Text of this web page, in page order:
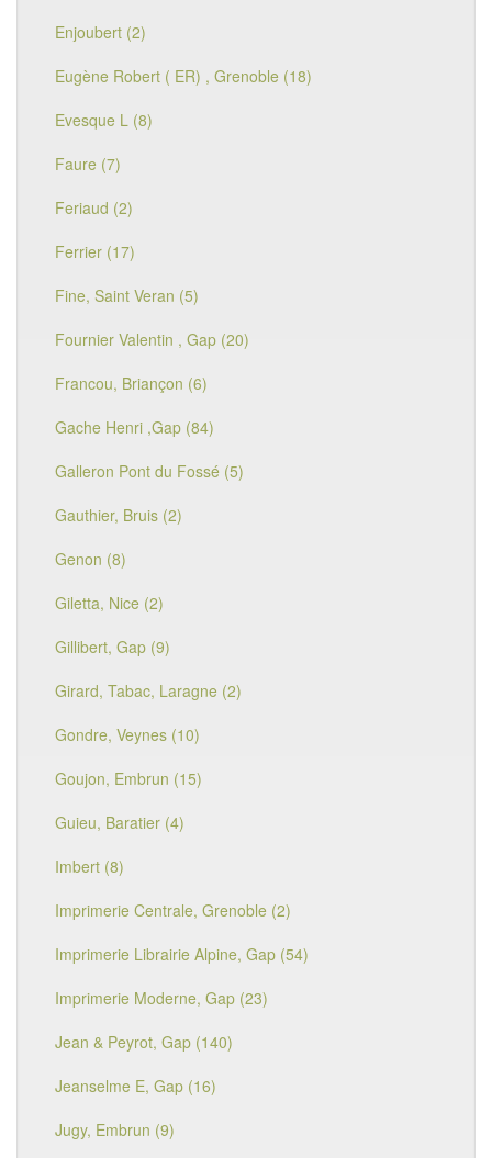
Enjoubert (2)
Eugène Robert ( ER) , Grenoble (18)
Evesque L (8)
Faure (7)
Feriaud (2)
Ferrier (17)
Fine, Saint Veran (5)
Fournier Valentin , Gap (20)
Francou, Briançon (6)
Gache Henri ,Gap (84)
Galleron Pont du Fossé (5)
Gauthier, Bruis (2)
Genon (8)
Giletta, Nice (2)
Gillibert, Gap (9)
Girard, Tabac, Laragne (2)
Gondre, Veynes (10)
Goujon, Embrun (15)
Guieu, Baratier (4)
Imbert (8)
Imprimerie Centrale, Grenoble (2)
Imprimerie Librairie Alpine, Gap (54)
Imprimerie Moderne, Gap (23)
Jean & Peyrot, Gap (140)
Jeanselme E, Gap (16)
Jugy, Embrun (9)